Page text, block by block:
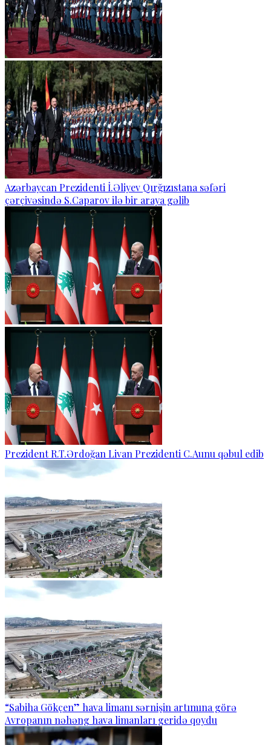
Azərbaycan Prezidenti İ.Əliyev Qırğızıstana səfəri
çərçivəsində S.Caparov ilə bir araya gəlib
Prezident R.T.Ərdoğan Livan Prezidenti C.Aunu qəbul edib
“Sabiha Gökçen” hava limanı sərnişin artımına görə
Avropanın nəhəng hava limanları geridə qoydu